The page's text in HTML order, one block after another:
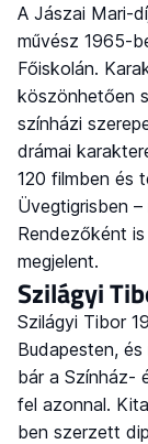
A Jászai Mari-
művész 1965-
Főiskolán.
köszönhetően
színházi
drámai
120 filmben és
Üvegtigrisben
Rendezőként
megjelent.
Szilágyi
Szilágyi Tibor
Budapesten,
bár a Színház-
fel azonnal.
ben szerzett